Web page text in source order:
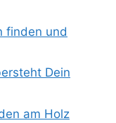
finden und
Dein
am Holz